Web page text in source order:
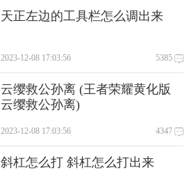
天正左边的工具栏怎么调出来
2023-12-08 17:03:56 5385
云缨救公孙离 (王者荣耀黄化版
云缨救公孙离)
2023-12-08 17:03:56 4347
斜杠怎么打 斜杠怎么打出来